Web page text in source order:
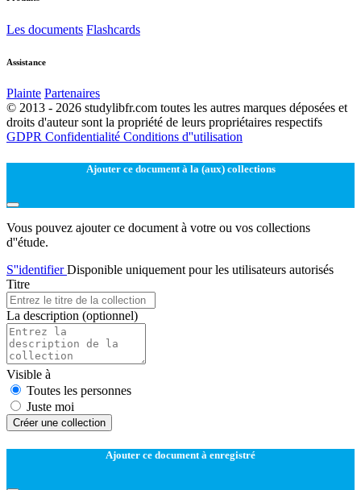
Les documents Flashcards
Assistance
Plainte Partenaires
© 2013 - 2026 studylibfr.com toutes les autres marques déposées et
droits d'auteur sont la propriété de leurs propriétaires respectifs
GDPR Confidentialité Conditions d''utilisation
Ajouter ce document à la (aux) collections
Vous pouvez ajouter ce document à votre ou vos collections
d''étude.
S''identifierDisponible uniquement pour les utilisateurs autorisés
Titre
La description (optionnel)
Visible à
Toutes les personnes
Juste moi
Créer une collection
Ajouter ce document à enregistré